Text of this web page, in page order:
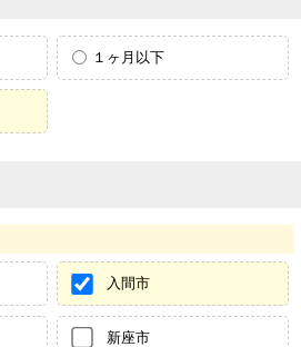
１ヶ月以下
入間市
新座市